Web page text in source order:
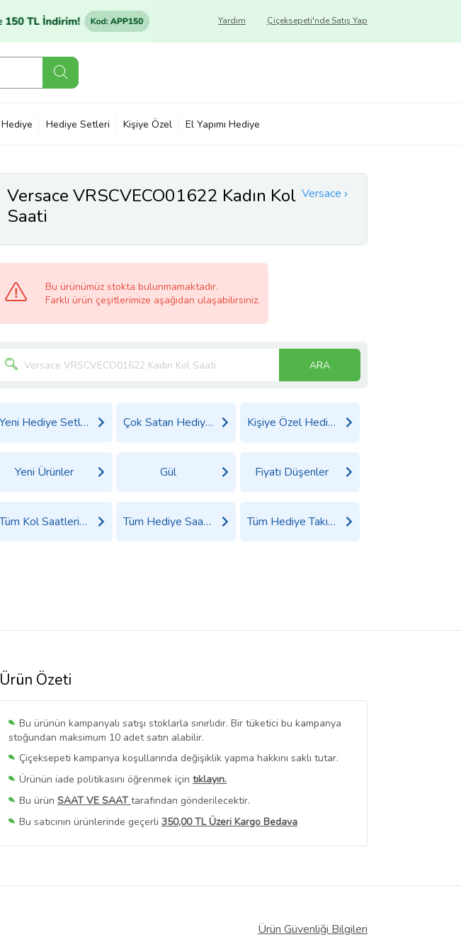
Çiçeksepeti'nde Satış Yap
Yardım
Hediye Hediye Setleri Kişiye Özel El Yapımı Hediye
Versace
Versace VRSCVECO01622 Kadın Kol
Saati
Bu ürünümüz stokta bulunmamaktadır.
Farklı ürün çeşitlerimize aşağıdan ulaşabilirsiniz.
ARA
Yeni Hediye Setleri Çok Satan Hediyeler Kişiye Özel Hediyeler
Yeni Ürünler Gül Fiyatı Düşenler
Tüm Kol Saatleri Ürünleri Tüm Hediye Saat Ürünleri Tüm Hediye Takı, Saat ve Aksesuar Ürünleri
Ürün Özeti
Bu ürünün kampanyalı satışı stoklarla sınırlıdır. Bir tüketici bu kampanya
stoğundan maksimum 10 adet satın alabilir.
Çiçeksepeti kampanya koşullarında değişiklik yapma hakkını saklı tutar.
Ürünün iade politikasını öğrenmek için tıklayın.
Bu ürün SAAT VE SAAT tarafından gönderilecektir.
Bu satıcının ürünlerinde geçerli 350,00 TL Üzeri Kargo Bedava
Bu SatıcınınTüm Ürünlerini Görüntüle
Ürün Güvenliği Bilgileri